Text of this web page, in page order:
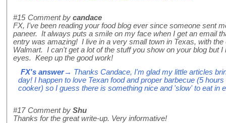
#15 Comment by candace
FX, I've been reading your food blog ever since someone sent
paneer. It always puts a smile on my face when I get an email
entry was amazing! I live in a very small town in Texas, with
Walmart. I can't get a lot of the stuff you show on your blog but
eyes. Keep up the good work!
FX's answer→ Thanks Candace, I'm glad my little articles
day! I happen to love Texan food and proper barbecue (5
cooker) so I guess there is something nice and 'slow' to eat in
#17 Comment by Shu
Thanks for the great write-up. Very informative!